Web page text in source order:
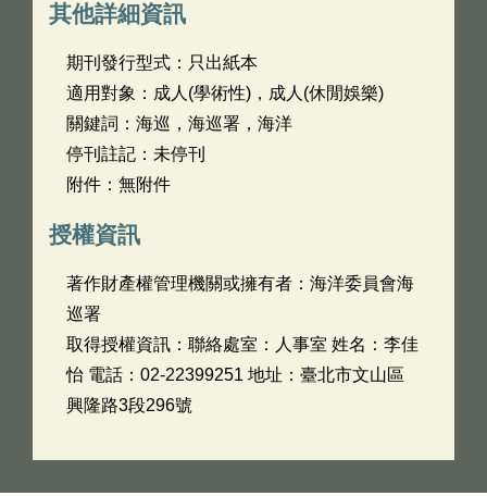
其他詳細資訊
期刊發行型式：只出紙本
適用對象：成人(學術性)，成人(休閒娛樂)
關鍵詞：海巡，海巡署，海洋
停刊註記：未停刊
附件：無附件
授權資訊
著作財產權管理機關或擁有者：海洋委員會海
巡署
取得授權資訊：聯絡處室：人事室 姓名：李佳
怡 電話：02-22399251 地址：臺北市文山區
興隆路3段296號